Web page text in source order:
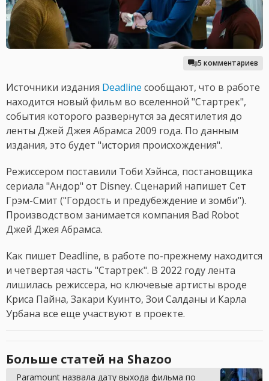
5 комментариев
Источники издания Deadline сообщают, что в работе
находится новый фильм во вселенной "Стартрек",
события которого развернутся за десятилетия до
ленты Джей Джея Абрамса 2009 года. По данным
издания, это будет "история происхождения".
Режиссером поставили Тоби Хэйнса, постановщика
сериала "Андор" от Disney. Сценарий напишет Сет
Грэм-Смит ("Гордость и предубеждение и зомби").
Производством занимается компания Bad Robot
Джей Джея Абрамса.
Как пишет Deadline, в работе по-прежнему находится
и четвертая часть "Стартрек". В 2022 году лента
лишилась режиссера, но ключевые артисты вроде
Криса Пайна, Закари Куинто, Зои Салданы и Карла
Урбана все еще участвуют в проекте.
Больше статей на Shazoo
Paramount назвала дату выхода фильма по